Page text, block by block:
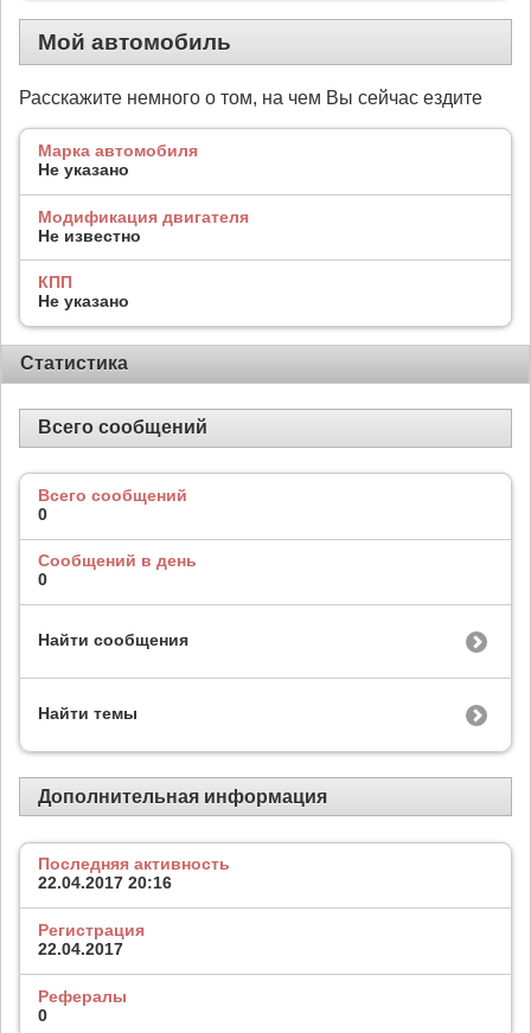
Мой автомобиль
Расскажите немного о том, на чем Вы сейчас ездите
Марка автомобиля
Не указано
Модификация двигателя
Не известно
КПП
Не указано
Статистика
Всего сообщений
Всего сообщений
0
Сообщений в день
0
Найти сообщения
Найти темы
Дополнительная информация
Последняя активность
22.04.2017 20:16
Регистрация
22.04.2017
Рефералы
0